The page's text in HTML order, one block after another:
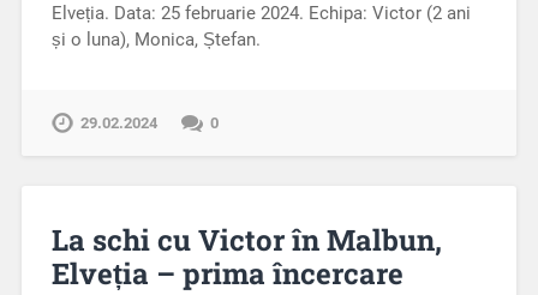
Elveția. Data: 25 februarie 2024. Echipa: Victor (2 ani
și o luna), Monica, Ștefan.
29.02.2024 0
La schi cu Victor în Malbun,
Elveția – prima încercare